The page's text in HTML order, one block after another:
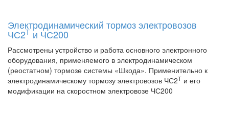
Электродинамический тормоз электровозов
ЧС2Т и ЧС200
Рассмотрены устройство и работа основного электронного
оборудования, применяемого в электродинамическом
(реостатном) тормозе системы «Шкода». Применительно к
электродинамическому тормозу электровозов ЧС2Т и его
модификации на скоростном электровозе ЧС200